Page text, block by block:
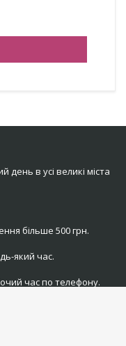
в усі великі міста
більше 500 грн.
який час.
час по телефону.